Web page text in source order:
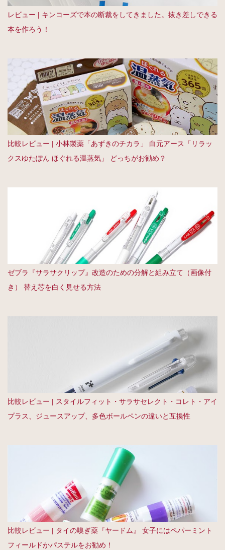
レビュー | キンコーズで本の断裁をしてきました。抜き差しできる
本を作ろう！
比較レビュー | 小林製薬「あずきのチカラ」 白元アース「リラッ
クスゆたぽん ほぐれる温蒸気」 どっちがお勧め？
ゼブラ『サラサクリップ』改造のための分解と組み立て（画像付
き） 替え芯を白く見せる方法
比較レビュー | スタイルフィット・サラサセレクト・コレト・アイ
プラス、ジュースアップ、多色ボールペンの違いと互換性
比較レビュー | タイの嗅ぎ薬『ヤードム』 女子にはペパーミント
フィールドかパステルをお勧め！